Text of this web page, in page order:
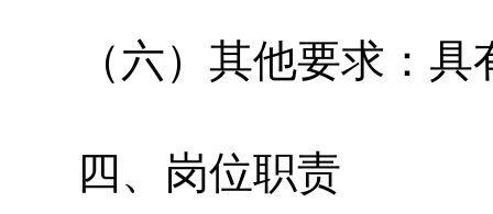
（六）其他要求：具
四、岗位职责